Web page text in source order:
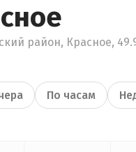
район, Красное,
По часам